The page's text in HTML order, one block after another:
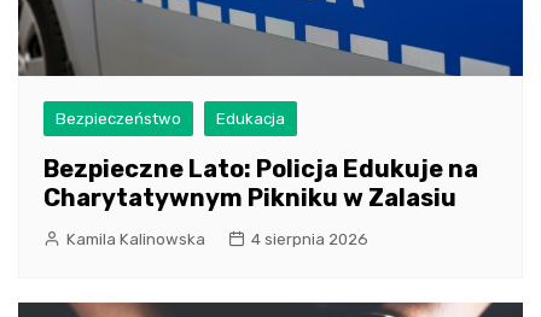
Bezpieczeństwo Edukacja
Bezpieczne Lato: Policja Edukuje na
Charytatywnym Pikniku w Zalasiu
Kamila Kalinowska 4 sierpnia 2026